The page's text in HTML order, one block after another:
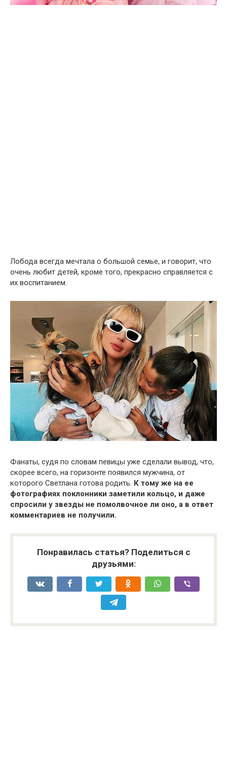
Лобода всегда мечтала о большой семье, и говорит, что
очень любит детей, кроме того, прекрасно справляется с
их воспитанием.
Фанаты, судя по словам певицы уже сделали вывод, что,
скорее всего, на горизонте появился мужчина, от
которого Светлана готова родить. К тому же на ее
фотографиях поклонники заметили кольцо, и даже
спросили у звезды не помолвочное ли оно, а в ответ
комментариев не получили.
Понравилась статья? Поделиться с
друзьями: